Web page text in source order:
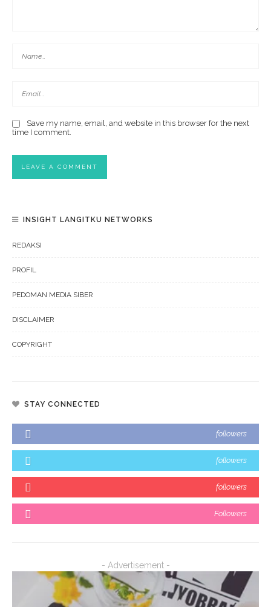
Save my name, email, and website in this browser for the next
time I comment.
INSIGHT LANGITKU NETWORKS
REDAKSI
PROFIL
PEDOMAN MEDIA SIBER
DISCLAIMER
COPYRIGHT
STAY CONNECTED
followers
followers
followers
Followers
- Advertisement -